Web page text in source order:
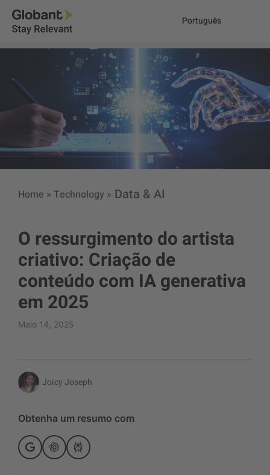
Português
Home » Technology » Data & AI
O ressurgimento do artista
criativo: Criação de
conteúdo com IA generativa
em 2025
Maio 14, 2025
Joicy Joseph
Obtenha um resumo com